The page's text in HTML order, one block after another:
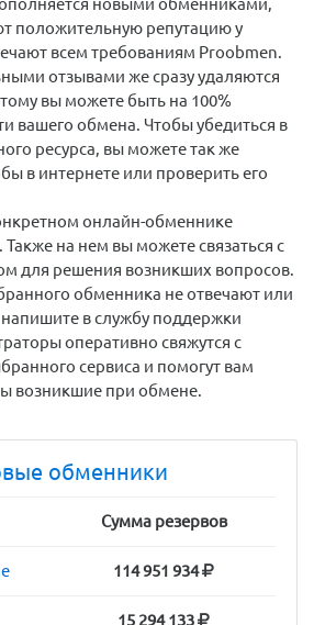
новыми обменниками,
положительную репутацию у
всем требованиям Proobmen.
отзывами же сразу удаляются
вы можете быть на 100%
вашего обмена. Чтобы убедиться в
ресурса, вы можете так же
в интернете или проверить его
онлайн-обменнике
Также на нем вы можете связаться с
для решения возникших вопросов.
обменника не отвечают или
в службу поддержки
оперативно свяжутся с
сервиса и помогут вам
возникшие при обмене.
обменники
Сумма резервов
114 951 934
15 294 133